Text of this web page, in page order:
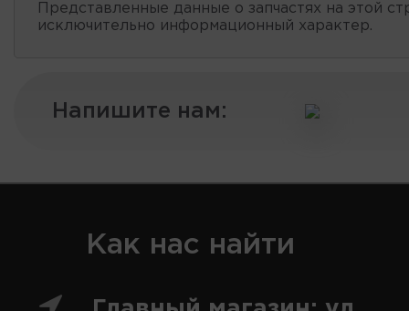
Представленные данные о запчастях на этой
исключительно информационный характер.
Напишите нам:
Как нас найти